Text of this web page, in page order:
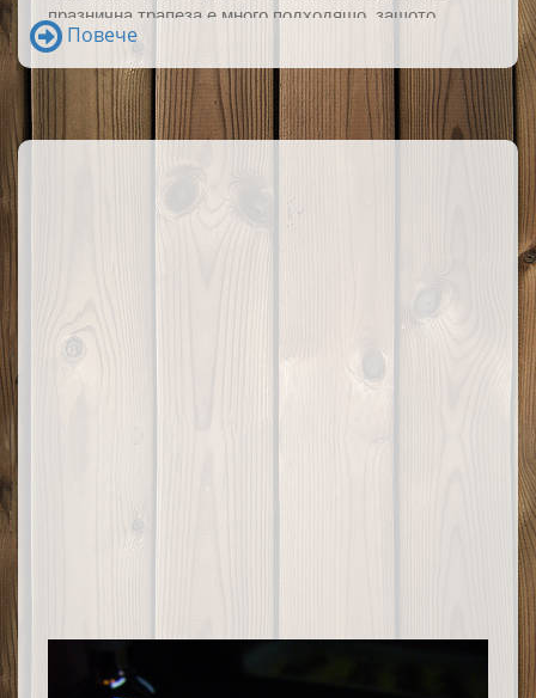
празнична трапеза е много подходящо, защото
рулото е голямо, лесно за сервиране на филийки.
Повече